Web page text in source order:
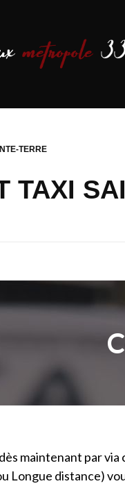
TERRE
TAXI
maintenant par
Longue distance)